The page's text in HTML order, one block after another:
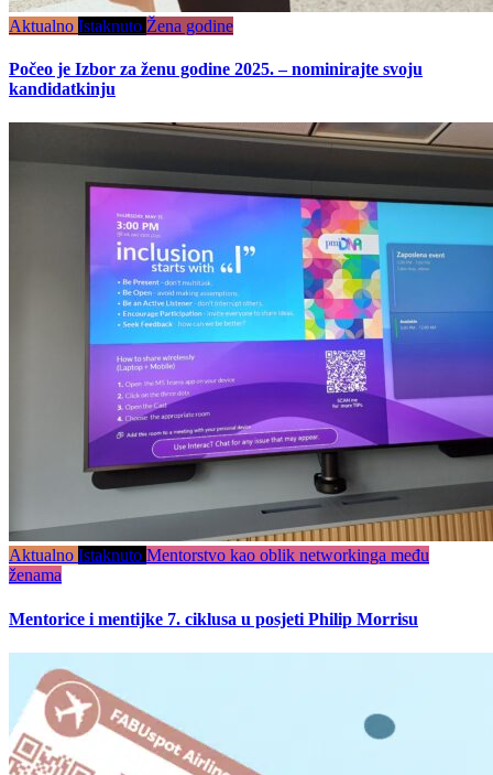
Aktualno Istaknuto Žena godine
Počeo je Izbor za ženu godine 2025. – nominirajte svoju
kandidatkinju
Aktualno Istaknuto Mentorstvo kao oblik networkinga među
ženama
Mentorice i mentijke 7. ciklusa u posjeti Philip Morrisu